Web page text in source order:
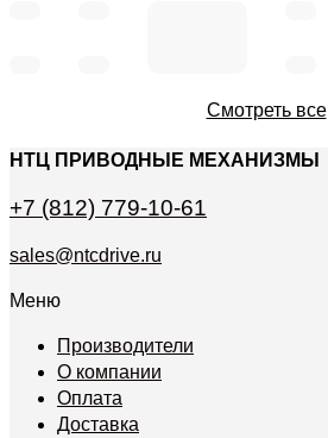
Смотреть все
НТЦ ПРИВОДНЫЕ МЕХАНИЗМЫ
+7 (812) 779-10-61
sales@ntcdrive.ru
Меню
Производители
О компании
Оплата
Доставка